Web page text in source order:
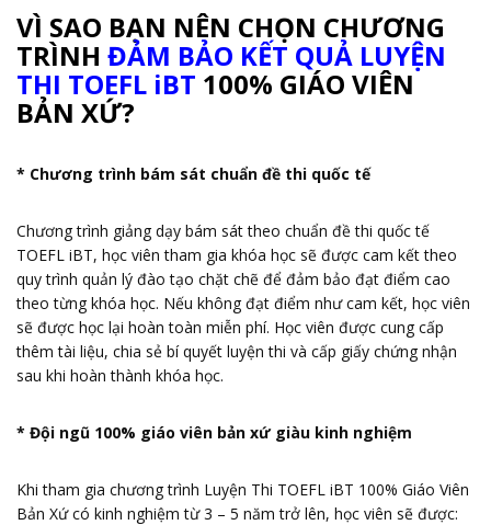
VÌ SAO BẠN NÊN CHỌN CHƯƠNG
TRÌNH ĐẢM BẢO KẾT QUẢ LUYỆN
THI TOEFL iBT 100% GIÁO VIÊN
BẢN XỨ?
* Chương trình bám sát chuẩn đề thi quốc tế
Chương trình giảng dạy bám sát theo chuẩn đề thi quốc tế
TOEFL iBT, học viên tham gia khóa học sẽ được cam kết theo
quy trình quản lý đào tạo chặt chẽ để đảm bảo đạt điểm cao
theo từng khóa học. Nếu không đạt điểm như cam kết, học viên
sẽ được học lại hoàn toàn miễn phí. Học viên được cung cấp
thêm tài liệu, chia sẻ bí quyết luyện thi và cấp giấy chứng nhận
sau khi hoàn thành khóa học.
* Đội ngũ 100% giáo viên bản xứ giàu kinh nghiệm
Khi tham gia chương trình Luyện Thi TOEFL iBT 100% Giáo Viên
Bản Xứ có kinh nghiệm từ 3 – 5 năm trở lên, học viên sẽ được: